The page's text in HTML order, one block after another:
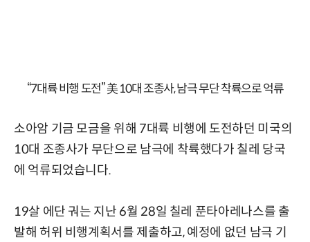
“7대륙 비행 도전” 美 10대 조종사, 남극 무단 착륙으로 억류
소아암 기금 모금을 위해 7대륙 비행에 도전하던 미국의
10대 조종사가 무단으로 남극에 착륙했다가 칠레 당국
에 억류되었습니다.
19살 에단 궈는 지난 6월 28일 칠레 푼타아레나스를 출
발해 허위 비행계획서를 제출하고, 예정에 없던 남극 기